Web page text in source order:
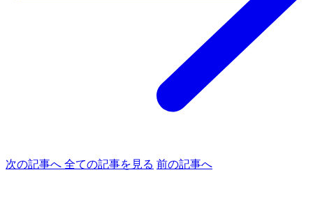
次の記事へ 全ての記事を見る 前の記事へ